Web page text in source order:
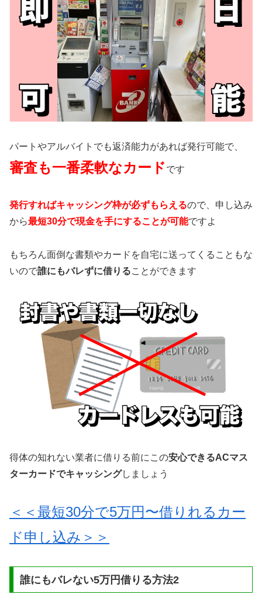
パートやアルバイトでも返済能力があれば発行可能で、
審査も一番柔軟なカード です
発行すればキャッシング枠が必ずもらえるので、申し込み
から最短30分で現金を手にすることが可能ですよ
もちろん面倒な書類やカードを自宅に送ってくることもな
いので誰にもバレずに借りることができます
得体の知れない業者に借りる前にこの安心できるACマス
ターカードでキャッシングしましょう
＜＜最短30分で5万円〜借りれるカー
ド申し込み＞＞
誰にもバレない5万円借りる方法2